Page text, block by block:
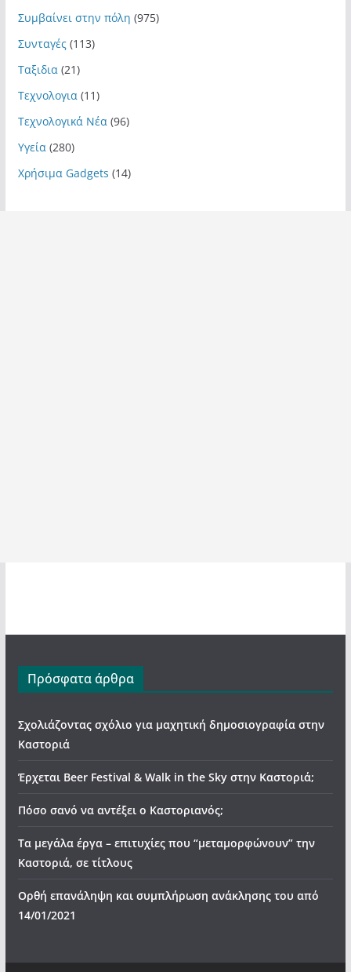
Συμβαίνει στην πόλη (975)
Συνταγές(113)
Ταξιδια (21)
Τεχνολογια (11)
Τεχνολογικά Νέα (96)
Υγεία (280)
Χρήσιμα Gadgets (14)
Πρόσφατα άρθρα
Σχολιάζοντας σχόλιο για μαχητική δημοσιογραφία στην
Καστοριά
Έρχεται Beer Festival & Walk in the Sky στην Καστοριά;
Πόσο σανό να αντέξει ο Καστοριανός;
Τα μεγάλα έργα – επιτυχίες που “μεταμορφώνουν” την
Καστοριά, σε τίτλους
Ορθή επανάληψη και συμπλήρωση ανάκλησης του από
14/01/2021